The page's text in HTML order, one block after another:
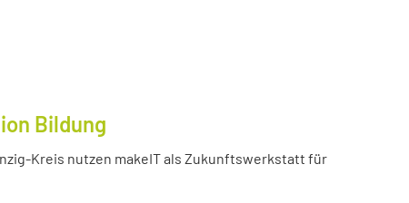
Bildung
Kreis nutzen makeIT als Zukunftswerkstatt für